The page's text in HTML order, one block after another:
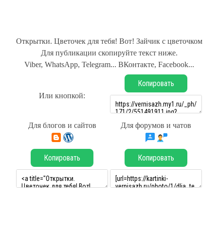
Открытки. Цветочек для тебя! Вот! Зайчик с цветочком
Для публикации скопируйте текст ниже.
Viber, WhatsApp, Telegram... ВКонтакте, Facebook...
Или кнопкой:
Копировать
Для блогов и сайтов Для форумов и чатов
Копировать Копировать